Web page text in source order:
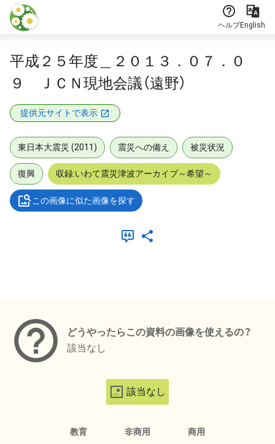
本文に飛ぶ
ヘルプEnglish
平成２５年度＿２０１３．０７．０
９ ＪＣＮ現地会議（遠野）
提供元サイトで表示
東日本大震災 (2011) 震災への備え 被災状況
復興 収録:いわて震災津波アーカイブ～希望～
この画像に似た画像を探す
どうやったらこの資料の画像を使えるの？
該当なし
該当なし
教育 非商用 商用